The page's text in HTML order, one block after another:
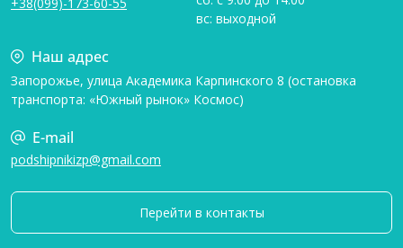
вс: выходной
Наш адрес
Запорожье, улица Академика Карпинского 8 (остановка
транспорта: «Южный рынок» Космос)
E-mail
podshipnikizp@gmail.com
Перейти в контакты